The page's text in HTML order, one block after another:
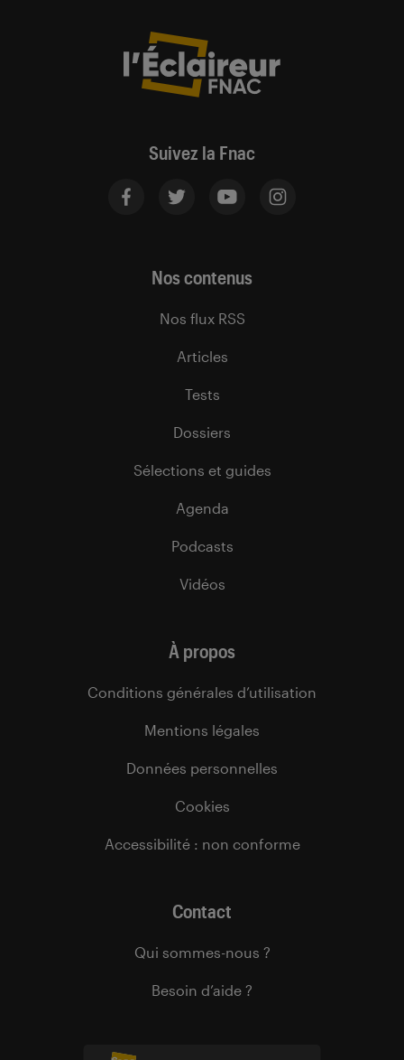
Suivez la Fnac
Nos contenus
Nos flux RSS
Articles
Tests
Dossiers
Sélections et guides
Agenda
Podcasts
Vidéos
À propos
Conditions générales d’utilisation
Mentions légales
Données personnelles
Cookies
Accessibilité : non conforme
Contact
Qui sommes-nous ?
Besoin d’aide ?